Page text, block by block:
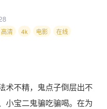
高清 4k 电影 在线
术不精，鬼点子倒层出不
小宝二鬼骗吃骗喝。在为